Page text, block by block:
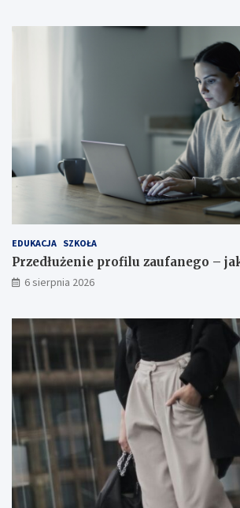
EDUKACJA SZKOŁA
Przedłużenie profilu zaufanego –
6 sierpnia 2026